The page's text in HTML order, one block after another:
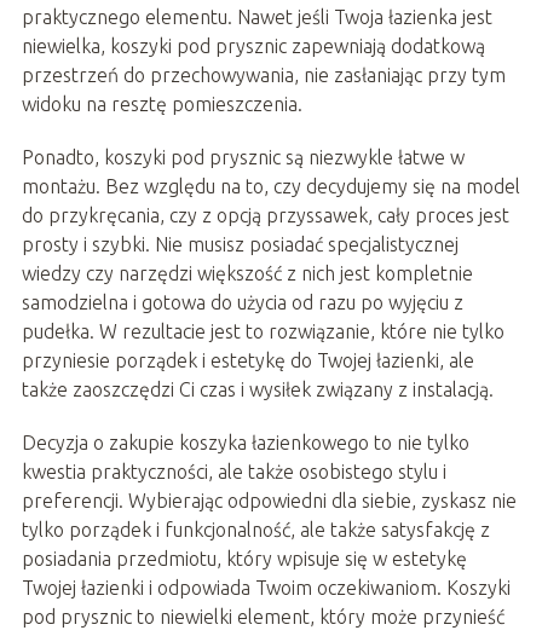
praktycznego elementu. Nawet jeśli Twoja łazienka jest
niewielka, koszyki pod prysznic zapewniają dodatkową
przestrzeń do przechowywania, nie zasłaniając przy tym
widoku na resztę pomieszczenia.
Ponadto, koszyki pod prysznic są niezwykle łatwe w
montażu. Bez względu na to, czy decydujemy się na model
do przykręcania, czy z opcją przyssawek, cały proces jest
prosty i szybki. Nie musisz posiadać specjalistycznej
wiedzy czy narzędzi większość z nich jest kompletnie
samodzielna i gotowa do użycia od razu po wyjęciu z
pudełka. W rezultacie jest to rozwiązanie, które nie tylko
przyniesie porządek i estetykę do Twojej łazienki, ale
także zaoszczędzi Ci czas i wysiłek związany z instalacją.
Decyzja o zakupie koszyka łazienkowego to nie tylko
kwestia praktyczności, ale także osobistego stylu i
preferencji. Wybierając odpowiedni dla siebie, zyskasz nie
tylko porządek i funkcjonalność, ale także satysfakcję z
posiadania przedmiotu, który wpisuje się w estetykę
Twojej łazienki i odpowiada Twoim oczekiwaniom. Koszyki
pod prysznic to niewielki element, który może przynieść